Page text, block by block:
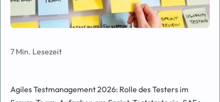
7 Min. Lesezeit
Agiles Testmanagement 2026: Rolle des Testers im